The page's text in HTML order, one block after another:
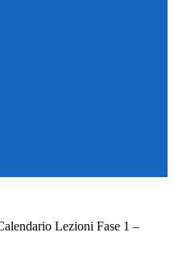
Lezioni Fase 1 –